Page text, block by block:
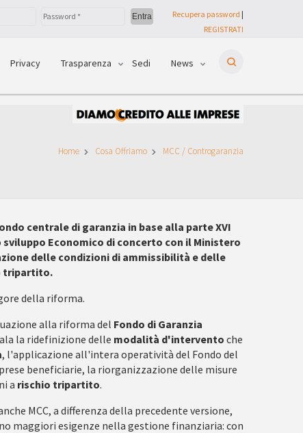
Recupera password |
REGISTRATI
Privacy Trasparenza Sedi News
Home Cosa Offriamo MCC / Controgaranzia
centrale di garanzia in base alla parte XVI
Economico di concerto con il Ministero
delle condizioni di ammissibilità e delle
tripartito.
della riforma.
alla riforma del Fondo di Garanzia
la ridefinizione delle modalità d'intervento che
, l'applicazione all'intera operatività del Fondo del
beneficiarie, la riorganizzazione delle misure
a rischio tripartito.
MCC, a differenza della precedente versione,
maggiori esigenze nella gestione finanziaria: con